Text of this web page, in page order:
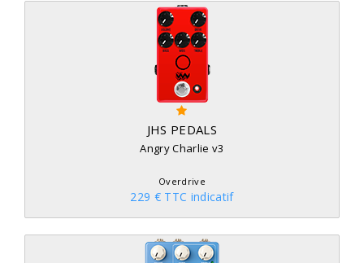
JHS PEDALS
Angry Charlie v3
Overdrive
229 € TTC indicatif